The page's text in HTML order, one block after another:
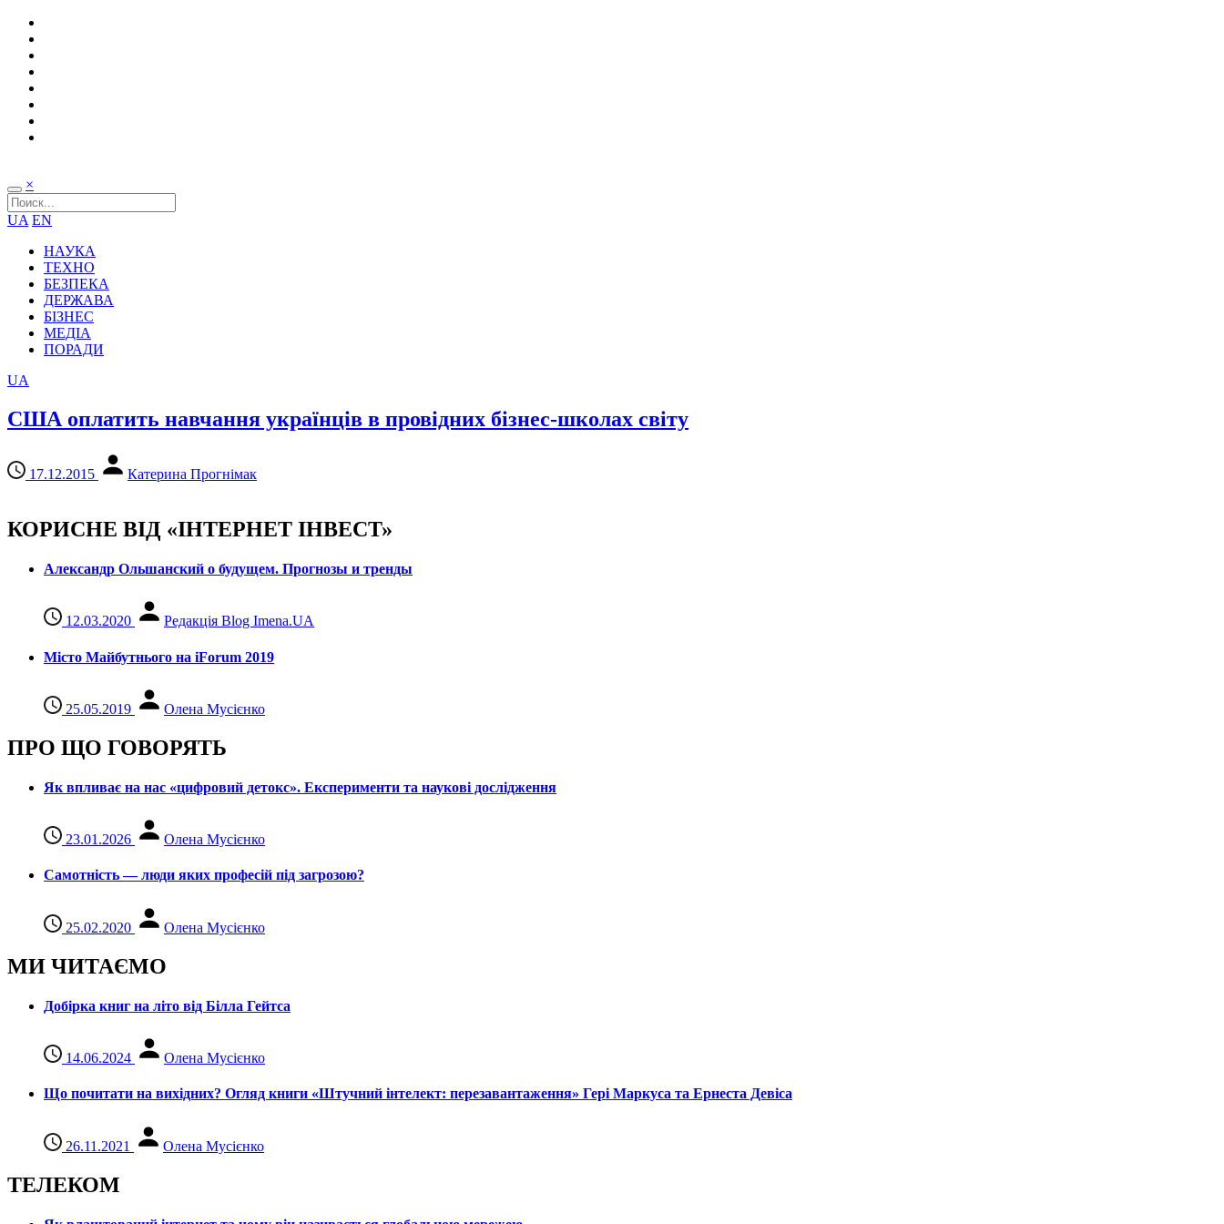
×
UA EN
НАУКА
ТЕХНО
БЕЗПЕКА
ДЕРЖАВА
БІЗНЕС
МЕДІА
ПОРАДИ
UA
США оплатить навчання українців в провідних бізнес-школах світу
17.12.2015 Катерина Прогнімак
КОРИСНЕ ВІД «ІНТЕРНЕТ ІНВЕСТ»
Александр Ольшанский о будущем. Прогнозы и тренды
12.03.2020 Редакція Blog Imena.UA
Місто Майбутнього на iForum 2019
25.05.2019 Олена Мусієнко
ПРО ЩО ГОВОРЯТЬ
Як впливає на нас «цифровий детокс». Експерименти та наукові дослідження
23.01.2026 Олена Мусієнко
Самотність — люди яких професій під загрозою?
25.02.2020 Олена Мусієнко
МИ ЧИТАЄМО
Добірка книг на літо від Білла Гейтса
14.06.2024 Олена Мусієнко
Що почитати на вихідних? Огляд книги «Штучний інтелект: перезавантаження» Гері Маркуса та Ернеста Девіса
26.11.2021 Олена Мусієнко
ТЕЛЕКОМ